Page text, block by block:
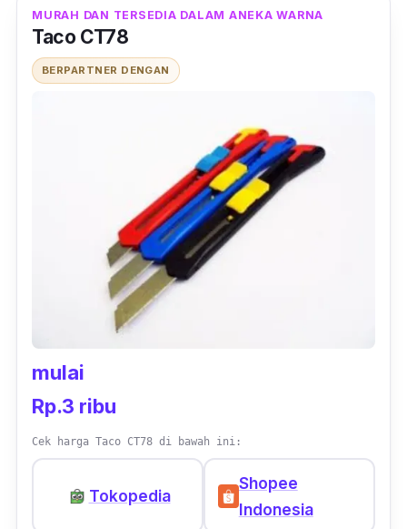
MURAH DAN TERSEDIA DALAM ANEKA WARNA
Taco CT78
BERPARTNER DENGAN
mulai
Rp.3 ribu
Cek harga Taco CT78 di bawah ini:
Tokopedia
Shopee
Indonesia